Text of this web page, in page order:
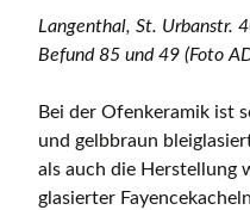
Langenthal, St. Urbanstr.
Befund 85 und 49 (Foto
Bei der Ofenkeramik ist
und gelbbraun
als auch die Herstellung
glasierter